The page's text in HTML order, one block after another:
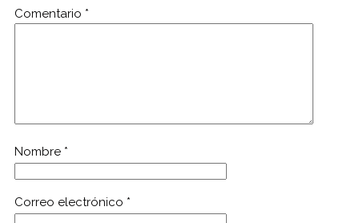
Comentario *
Nombre *
Correo electrónico *